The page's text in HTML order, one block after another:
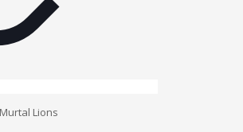
Lions